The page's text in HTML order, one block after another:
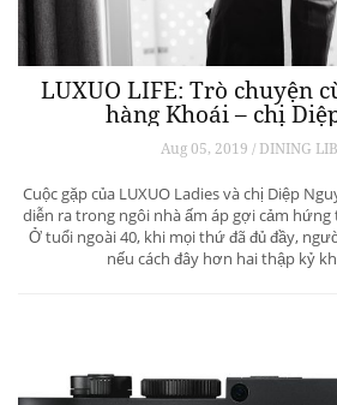
LUXUO LIFE: Trò chuyện
hàng Khoái – chị
Aug 05, 2019 / DINING
Cuộc gặp của LUXUO Ladies và chị Diệp
diễn ra trong ngôi nhà ấm áp gợi cảm
Ở tuổi ngoài 40, khi mọi thứ đã đủ đầy,
nếu cách đây hơn hai thập kỷ